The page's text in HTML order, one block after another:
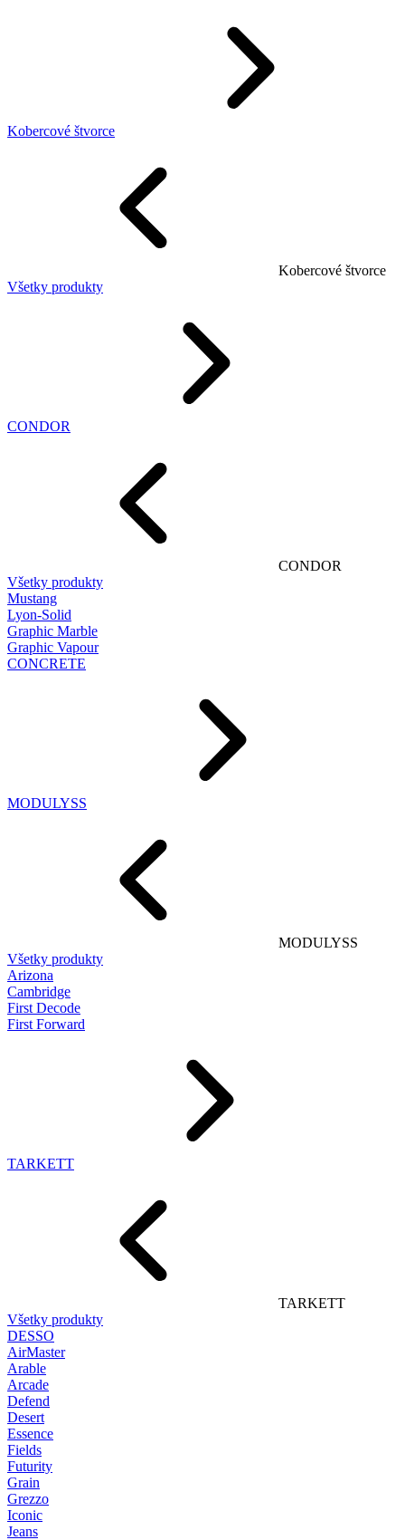
Kobercové štvorce
Kobercové štvorce
Všetky produkty
CONDOR
CONDOR
Všetky produkty
Mustang
Lyon-Solid
Graphic Marble
Graphic Vapour
CONCRETE
MODULYSS
MODULYSS
Všetky produkty
Arizona
Cambridge
First Decode
First Forward
TARKETT
TARKETT
Všetky produkty
DESSO
AirMaster
Arable
Arcade
Defend
Desert
Essence
Fields
Futurity
Grain
Grezzo
Iconic
Jeans